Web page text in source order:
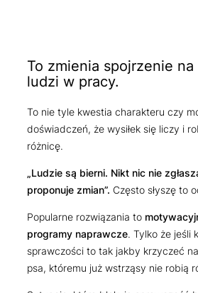
To zmienia spojrzenie na
ludzi w pracy.
To nie tyle kwestia charakteru czy
doświadczeń, że wysiłek się liczy i
różnicę.
„Ludzie są bierni. Nikt nic nie
proponuje zmian”. Często słyszę to
Popularne rozwiązania to
programy naprawcze. Tylko że jeśli
sprawczości to tak jakby krzyczeć
psa, któremu już wstrząsy nie robią